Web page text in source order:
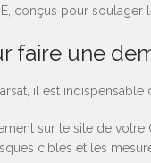
conçus pour
faire une
il est
sur le site de
ciblés et les